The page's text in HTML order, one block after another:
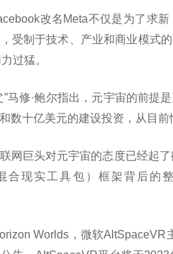
改名Meta不仅是为了求
受制于技术、产业和商业模式
过猛。
”马修·鲍尔指出，元宇宙的前提
数十亿美元的建设投资，从目前
网巨头对元宇宙的态度已经起
合现实工具包）框架背后的
Worlds，微软